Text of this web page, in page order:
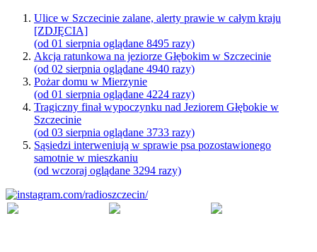
Ulice w Szczecinie zalane, alerty prawie w całym kraju
[ZDJĘCIA]
(od 01 sierpnia oglądane 8495 razy)
Akcja ratunkowa na jeziorze Głębokim w Szczecinie
(od 02 sierpnia oglądane 4940 razy)
Pożar domu w Mierzynie
(od 01 sierpnia oglądane 4224 razy)
Tragiczny finał wypoczynku nad Jeziorem Głębokie w
Szczecinie
(od 03 sierpnia oglądane 3733 razy)
Sąsiedzi interweniują w sprawie psa pozostawionego
samotnie w mieszkaniu
(od wczoraj oglądane 3294 razy)